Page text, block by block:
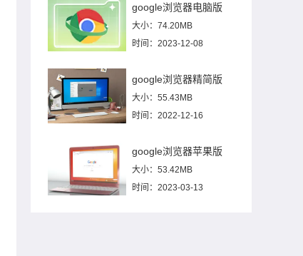
google浏览器电脑版
大小：74.20MB
时间：2023-12-08
google浏览器精简版
大小：55.43MB
时间：2022-12-16
google浏览器苹果版
大小：53.42MB
时间：2023-03-13